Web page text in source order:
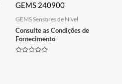
GEMS 240900
GEMS Sensores de Nível
Consulte as Condições de
Fornecimento